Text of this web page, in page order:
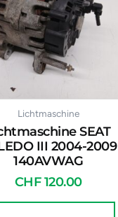
Lichtmaschine
SEAT
III 2004-2009
140AVWAG
CHF120.00